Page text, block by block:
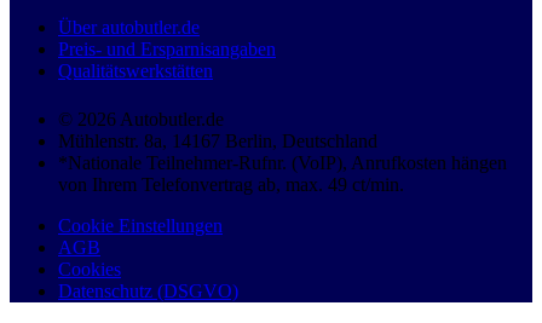
Über autobutler.de
Preis- und Ersparnisangaben
Qualitätswerkstätten
© 2026 Autobutler.de
Mühlenstr. 8a, 14167 Berlin, Deutschland
*Nationale Teilnehmer-Rufnr. (VoIP), Anrufkosten hängen
von Ihrem Telefonvertrag ab, max. 49 ct/min.
Cookie Einstellungen
AGB
Cookies
Datenschutz (DSGVO)